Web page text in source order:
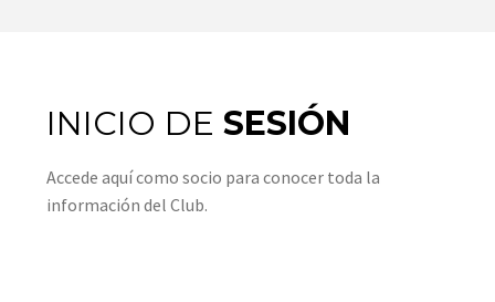
INICIO DE SESIÓN
Accede aquí como socio para conocer toda la
información del Club.